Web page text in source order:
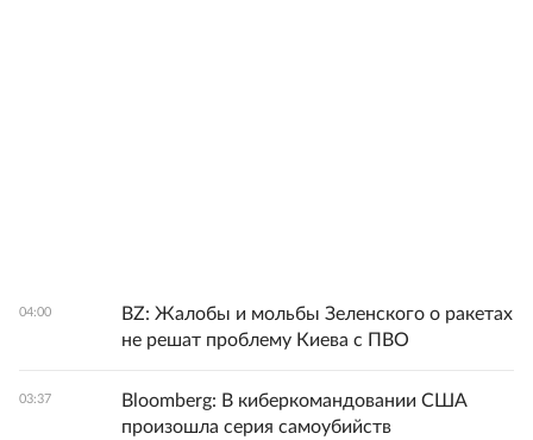
04:00
BZ: Жалобы и мольбы Зеленского о ракетах
не решат проблему Киева с ПВО
03:37
Bloomberg: В киберкомандовании США
произошла серия самоубийств